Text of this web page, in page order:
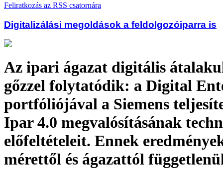
Feliratkozás az RSS csatornára
Digitalizálási megoldások a feldolgozóiparra is
Az ipari ágazat digitális
gőzzel folytatódik: a Digital
portfóliójával a Siemens
Ipar 4.0 megvalósításának
előfeltételeit. Ennek
mérettől és ágazattól